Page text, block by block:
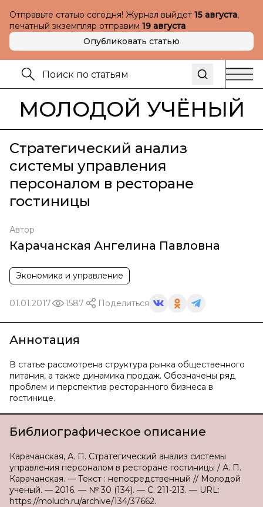
Отправьте статью сегодня! Журнал выйдет 15 августа,
печатный экземпляр отправим 19 августа
Опубликовать статью
МОЛОДОЙ УЧЁНЫЙ
Стратегический анализ
системы управления
персоналом в ресторане
гостиницы
Автор
Карачанская Ангелина Павловна
Экономика и управление
01.01.2017 1587 Поделиться
Аннотация
В статье рассмотрена структура рынка общественного
питания, а также динамика продаж. Обозначены ряд
проблем и перспектив ресторанного бизнеса в
гостинице.
Библиографическое описание
Карачанская, А. П. Стратегический анализ системы
управления персоналом в ресторане гостиницы / А. П.
Карачанская. — Текст : непосредственный // Молодой
ученый. — 2016. — № 30 (134). — С. 211-213. — URL:
https://moluch.ru/archive/134/37662.